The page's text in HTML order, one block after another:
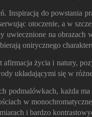
Inspiracją do powstania
otoczenie, a w
uwiecznione na
onirycznego
afirmacja życia i natury,
układającymi się w różne
podmalówkach, każda
w
i bardzo